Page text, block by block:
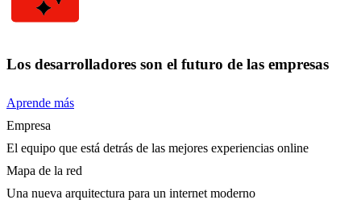
Los desarrolladores son el futuro de las empresas
Aprende más
Empresa
El equipo que está detrás de las mejores experiencias online
Mapa de la red
Una nueva arquitectura para un internet moderno